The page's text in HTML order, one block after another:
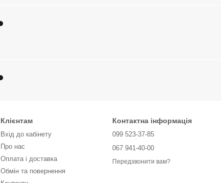
Клієнтам
Вхід до кабінету
Про нас
Оплата і доставка
Обмін та повернення
Контактна інформація
099 523-37-85
067 941-40-00
Передзвонити вам?